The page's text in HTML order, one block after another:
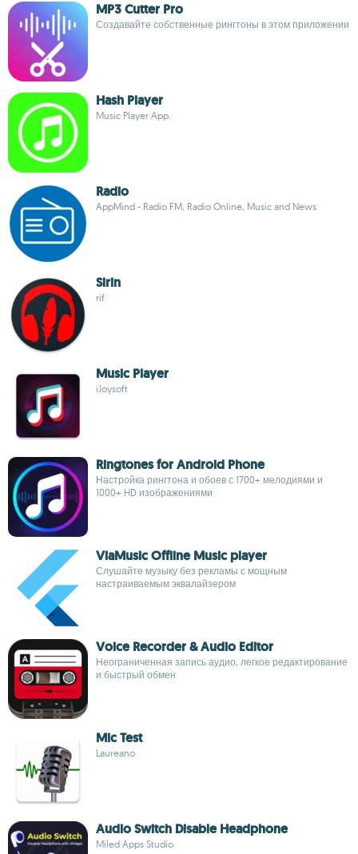
MP3 Cutter Pro
Создавайте собственные рингтоны в этом приложении
Hash Player
Music Player App.
Radio
AppMind - Radio FM, Radio Online, Music and News
Sirin
rif
Music Player
iJoysoft
Ringtones for Android Phone
Настройка рингтона и обоев с 1700+ мелодиями и
1000+ HD изображениями
ViaMusic Offline Music player
Слушайте музыку без рекламы с мощным
настраиваемым эквалайзером
Voice Recorder & Audio Editor
Неограниченная запись аудио, легкое редактирование
и быстрый обмен
Mic Test
Laureano
Audio Switch Disable Headphone
Miled Apps Studio